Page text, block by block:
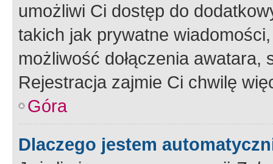
umożliwi Ci dostęp do
takich jak prywatne
możliwość dołączenia
Rejestracja zajmie Ci chwilę
Góra
Dlaczego jestem